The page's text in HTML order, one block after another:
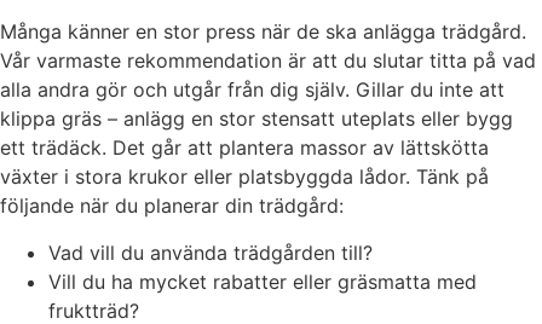
Många känner en stor press när de ska anlägga trädgård.
Vår varmaste rekommendation är att du slutar titta på vad
alla andra gör och utgår från dig själv. Gillar du inte att
klippa gräs – anlägg en stor stensatt uteplats eller bygg
ett trädäck. Det går att plantera massor av lättskötta
växter i stora krukor eller platsbyggda lådor. Tänk på
följande när du planerar din trädgård:
Vad vill du använda trädgården till?
Vill du ha mycket rabatter eller gräsmatta med
fruktträd?